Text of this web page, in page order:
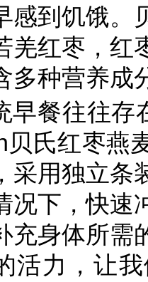
感到饥饿。
羌红枣，红
多种营养成
早餐往往存
贝氏红枣燕
采用独立条
况下，快速
充身体所需
活力，让